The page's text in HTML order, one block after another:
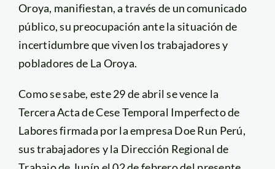
Oroya, manifiestan, a través de un comunicado
público, su preocupación ante la situación de
incertidumbre que viven los trabajadores y
pobladores de La Oroya.
Como se sabe, este 29 de abril se vence la
Tercera Acta de Cese Temporal Imperfecto de
Labores firmada por la empresa Doe Run Perú,
sus trabajadores y la Dirección Regional de